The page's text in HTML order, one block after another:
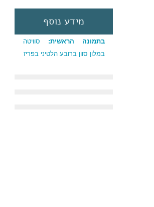
מידע נוסף
בתמונה הראשית: סוויטה
במלון סוון ברובע הלטיני בפריז